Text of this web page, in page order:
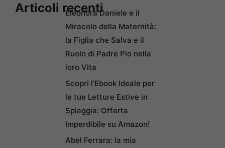
Articoli recentiEleonora Daniele e il
Miracolo della Maternità:
la Figlia che Salva e il
Ruolo di Padre Pio nella
loro Vita
Scopri l’Ebook Ideale per
le tue Letture Estive in
Spiaggia: Offerta
Imperdibile su Amazon!
Abel Ferrara: la mia